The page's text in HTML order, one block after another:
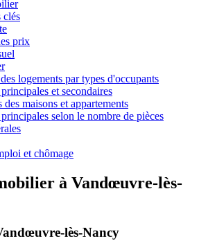
clés
prix
logements par types d'occupants
et secondaires
maisons et appartements
selon le nombre de pièces
et chômage
à Vandœuvre-lès-
lès-Nancy